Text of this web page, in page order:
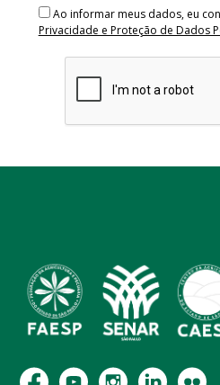
Ao informar meus dados, eu
Privacidade e Proteção de Dados